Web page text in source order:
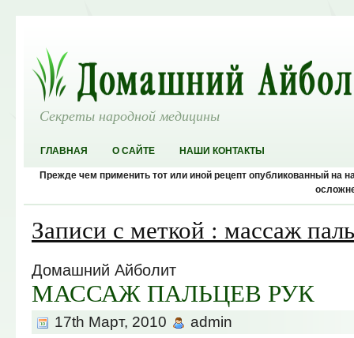
Секреты народной медицины
ГЛАВНАЯ О САЙТЕ НАШИ КОНТАКТЫ
Прежде чем применить тот или иной рецепт опубликованный на
Записи с меткой : массаж
Домашний Айболит
МАССАЖ ПАЛЬЦЕВ РУК
17th Март, 2010 admin